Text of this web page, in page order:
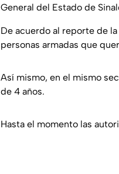
General del Estado de
De acuerdo al reporte de
personas armadas que
Así mismo, en el mismo
de 4 años.
Hasta el momento las